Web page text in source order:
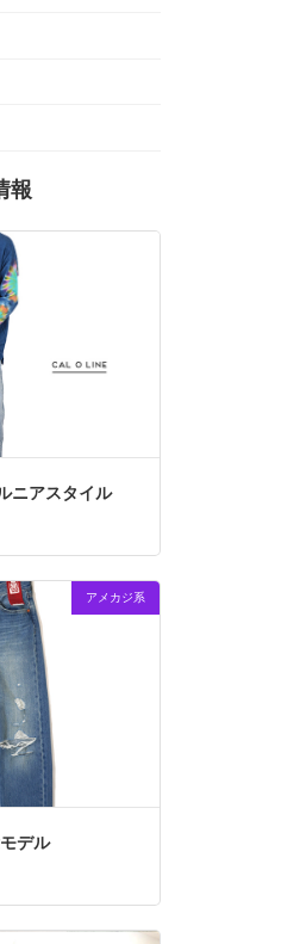
報
ニアスタイル
アメカジ系
デル